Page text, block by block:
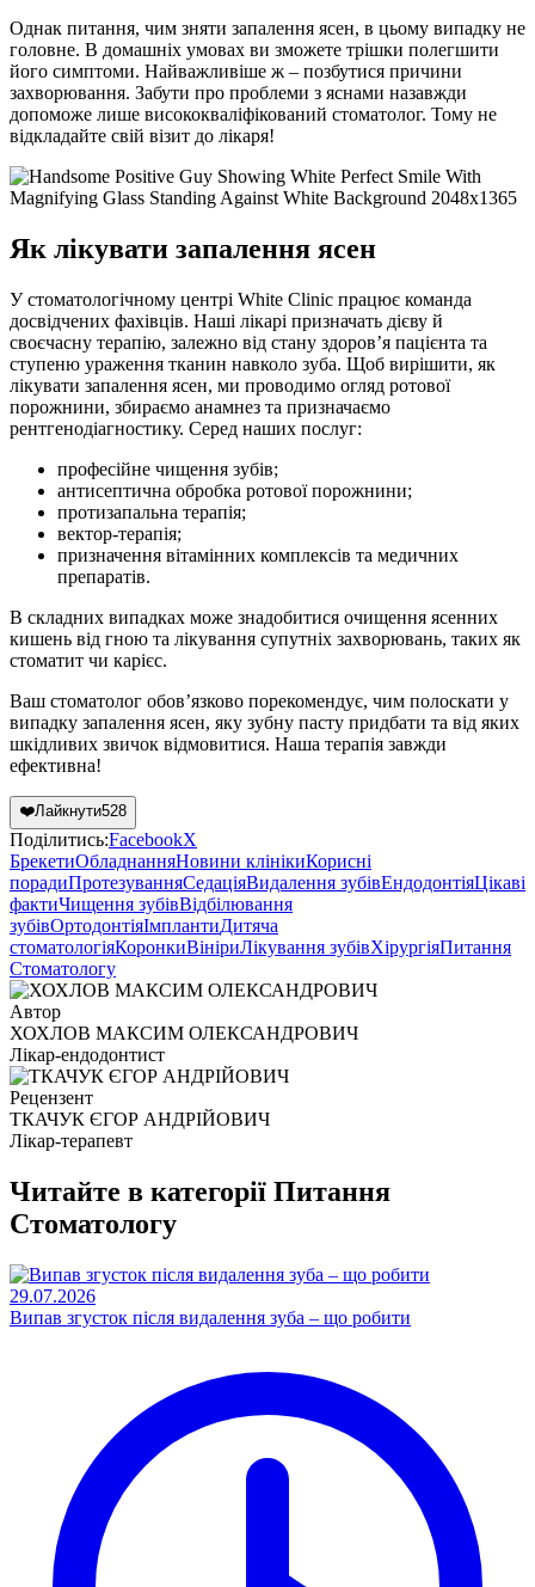
Однак питання, чим зняти запалення ясен, в цьому випадку не
головне. В домашніх умовах ви зможете трішки полегшити
його симптоми. Найважливіше ж – позбутися причини
захворювання. Забути про проблеми з яснами назавжди
допоможе лише висококваліфікований стоматолог. Тому не
відкладайте свій візит до лікаря!
Як лікувати запалення ясен
У стоматологічному центрі White Clinic працює команда
досвідчених фахівців. Наші лікарі призначать дієву й
своєчасну терапію, залежно від стану здоров’я пацієнта та
ступеню ураження тканин навколо зуба. Щоб вирішити, як
лікувати запалення ясен, ми проводимо огляд ротової
порожнини, збираємо анамнез та призначаємо
рентгенодіагностику. Серед наших послуг:
професійне чищення зубів;
антисептична обробка ротової порожнини;
протизапальна терапія;
вектор-терапія;
призначення вітамінних комплексів та медичних
препаратів.
В складних випадках може знадобитися очищення ясенних
кишень від гною та лікування супутніх захворювань, таких як
стоматит чи карієс.
Ваш стоматолог обов’язково порекомендує, чим полоскати у
випадку запалення ясен, яку зубну пасту придбати та від яких
шкідливих звичок відмовитися. Наша терапія завжди
ефективна!
❤️Лайкнути528
Поділитись:FacebookX
БрекетиОбладнанняНовини клінікиКорисні
порадиПротезуванняСедаціяВидалення зубівЕндодонтіяЦікаві
фактиЧищення зубівВідбілювання
зубівОртодонтіяІмплантиДитяча
стоматологіяКоронкиВініриЛікування зубівХірургіяПитання
Стоматологу
Автор
ХОХЛОВ МАКСИМ ОЛЕКСАНДРОВИЧ
Лікар-ендодонтист
Рецензент
ТКАЧУК ЄГОР АНДРІЙОВИЧ
Лікар-терапевт
Читайте в категорії Питання
Стоматологу
29.07.2026
Випав згусток після видалення зуба – що робити